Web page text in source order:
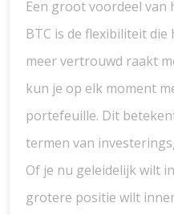
Een groot voordeel van
BTC is de flexibiliteit
meer vertrouwd raakt
kun je op elk moment
portefeuille. Dit
termen van
Of je nu geleidelijk wilt
grotere positie wilt